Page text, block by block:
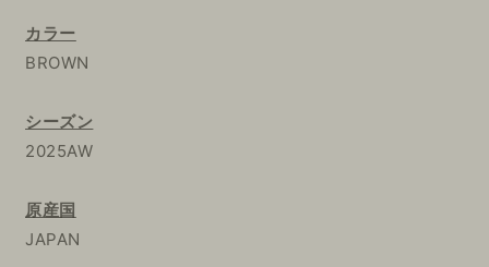
カラー
BROWN
シーズン
2025AW
原産国
JAPAN